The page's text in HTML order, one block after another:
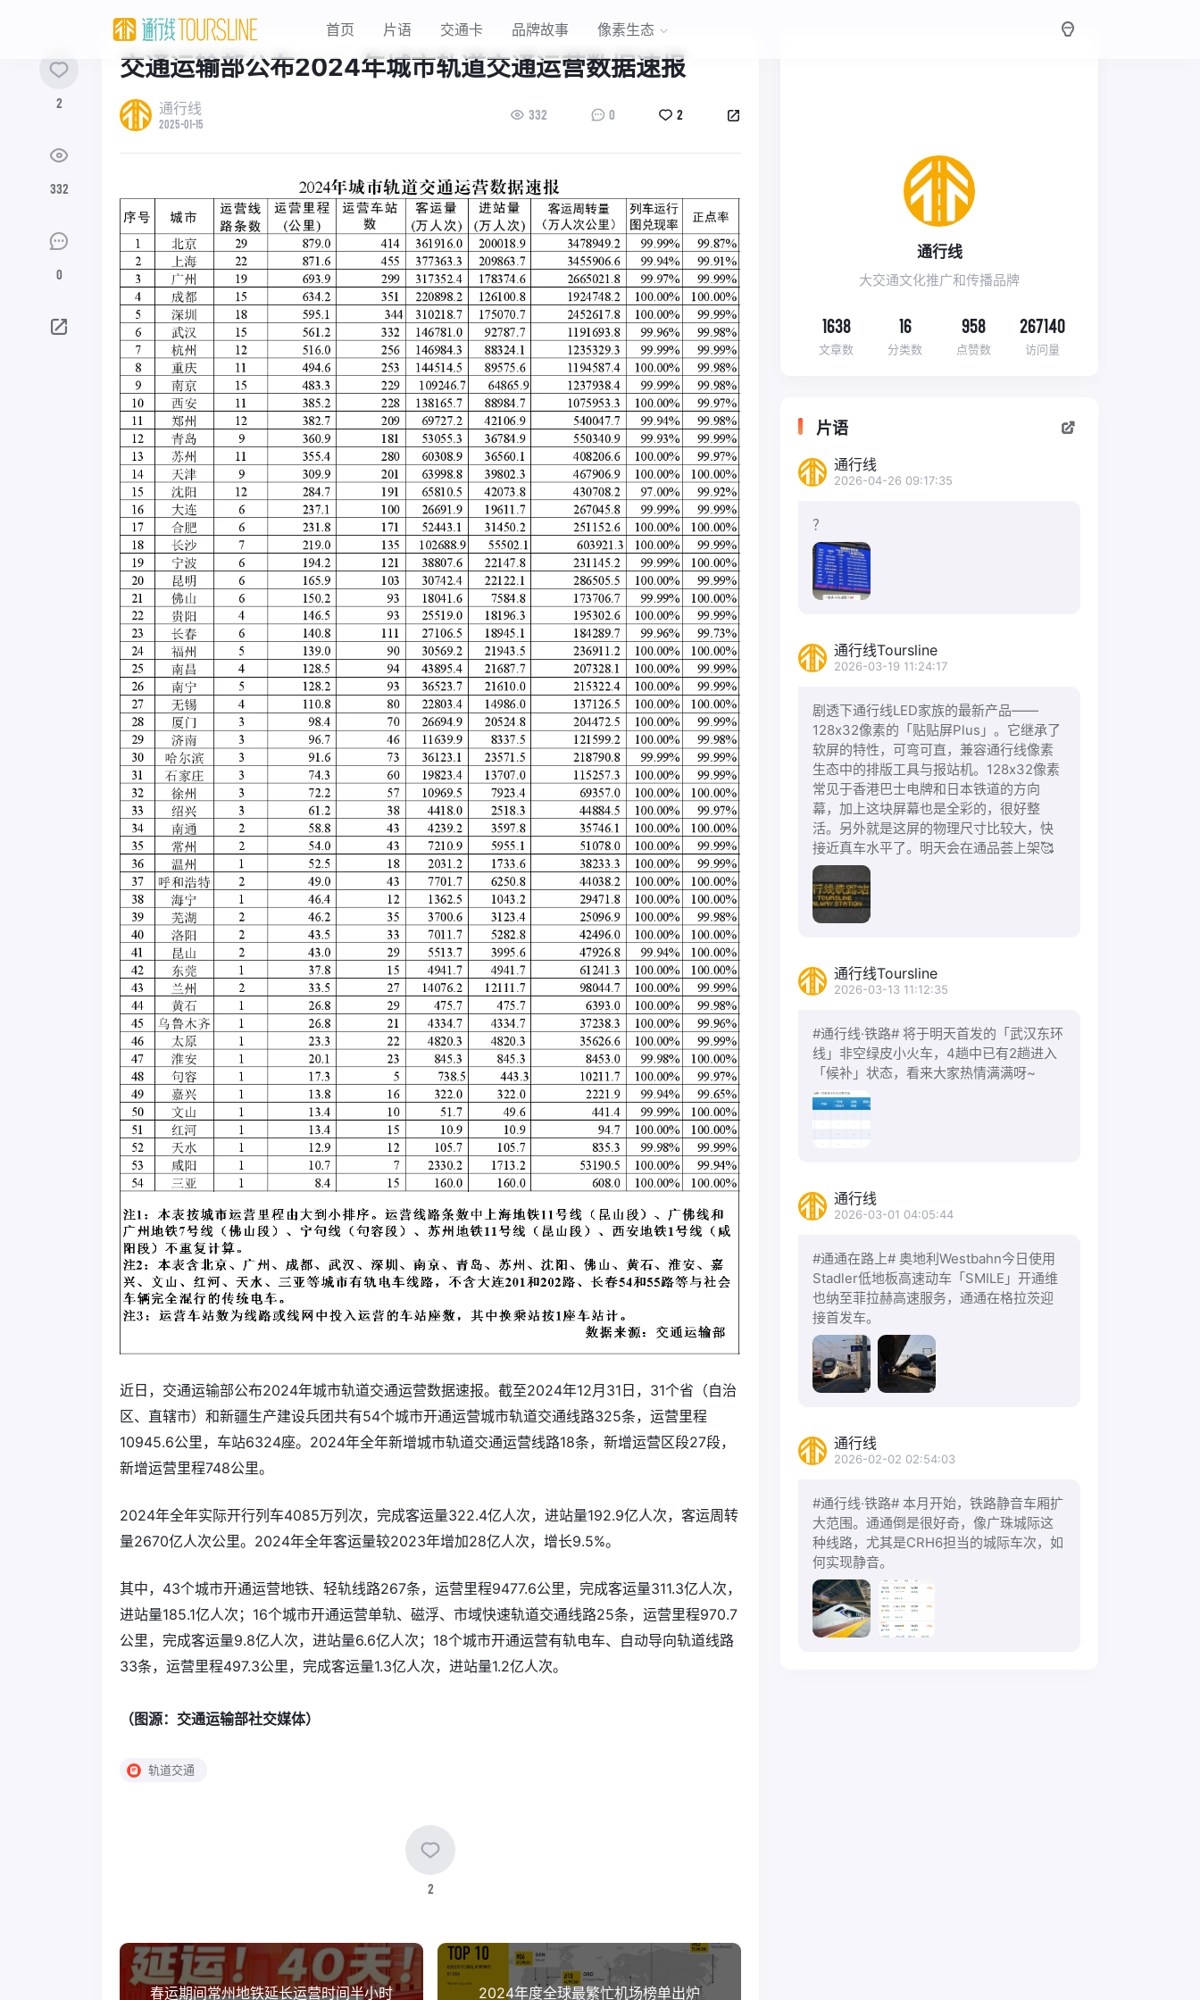
首页 片语 交通卡 品牌故事 像素生态
2
332
0
交通运输部公布2024年城市轨道交通运营数据速报
通行线
2025-01-15
332 0 2
近日，交通运输部公布2024年城市轨道交通运营数据速报。截至2024年12月31日，31个省（自治
区、直辖市）和新疆生产建设兵团共有54个城市开通运营城市轨道交通线路325条，运营里程
10945.6公里，车站6324座。2024年全年新增城市轨道交通运营线路18条，新增运营区段27段，
新增运营里程748公里。
2024年全年实际开行列车4085万列次，完成客运量322.4亿人次，进站量192.9亿人次，客运周转
量2670亿人次公里。2024年全年客运量较2023年增加28亿人次，增长9.5%。
其中，43个城市开通运营地铁、轻轨线路267条，运营里程9477.6公里，完成客运量311.3亿人次，
进站量185.1亿人次；16个城市开通运营单轨、磁浮、市域快速轨道交通线路25条，运营里程970.7
公里，完成客运量9.8亿人次，进站量6.6亿人次；18个城市开通运营有轨电车、自动导向轨道线路
33条，运营里程497.3公里，完成客运量1.3亿人次，进站量1.2亿人次。
（图源：交通运输部社交媒体）
轨道交通
2
春运期间常州地铁延长运营时间半小时 2024年度全球最繁忙机场榜单出炉
通行线
大交通文化推广和传播品牌
1638
文章数
16
分类数
958
点赞数
267140
访问量
片语
通行线
2026-04-26 09:17:35
？
通行线Toursline
2026-03-19 11:24:17
剧透下通行线LED家族的最新产品——
128x32像素的「贴贴屏Plus」。它继承了
软屏的特性，可弯可直，兼容通行线像素
生态中的排版工具与报站机。128x32像素
常见于香港巴士电牌和日本铁道的方向
幕，加上这块屏幕也是全彩的，很好整
活。另外就是这屏的物理尺寸比较大，快
接近真车水平了。明天会在通品荟上架🥰
通行线Toursline
2026-03-13 11:12:35
#通行线·铁路# 将于明天首发的「武汉东环
线」非空绿皮小火车，4趟中已有2趟进入
「候补」状态，看来大家热情满满呀~
通行线
2026-03-01 04:05:44
#通通在路上# 奥地利Westbahn今日使用
Stadler低地板高速动车「SMILE」开通维
也纳至菲拉赫高速服务，通通在格拉茨迎
接首发车。
通行线
2026-02-02 02:54:03
#通行线·铁路# 本月开始，铁路静音车厢扩
大范围。通通倒是很好奇，像广珠城际这
种线路，尤其是CRH6担当的城际车次，如
何实现静音。